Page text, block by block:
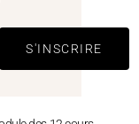
S'INSCRIRE